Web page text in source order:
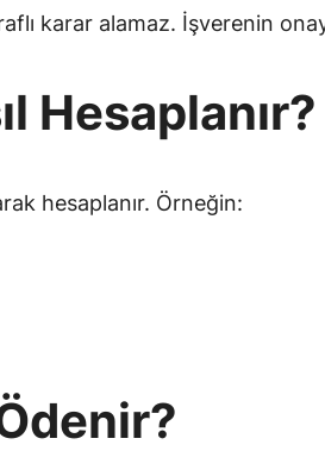
karar alamaz. İşverenin
Hesaplanır?
hesaplanır. Örneğin: